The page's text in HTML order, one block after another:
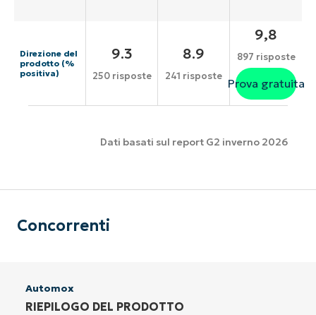
Direzione del
prodotto (%
positiva)
9.3
250 risposte
8.9
241 risposte
9,8
897 risposte
Prova gratuita
Dati basati sul report G2 inverno 2026
Concorrenti
Automox
RIEPILOGO DEL PRODOTTO